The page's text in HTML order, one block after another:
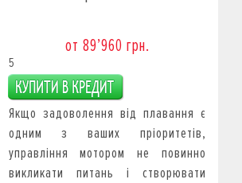
от 89’960 грн.
5
Якщо задоволення від плавання є
одним з ваших пріоритетів,
управління мотором не повинно
викликати питань і створювати